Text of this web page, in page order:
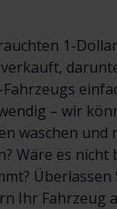
1-
– wir
waschen und
Wäre es nicht
Überlassen
Ihr Fahrzeug